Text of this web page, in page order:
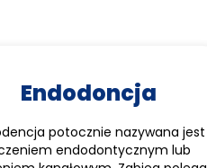
Endodoncja
potocznie nazywana jest
endodontycznym lub